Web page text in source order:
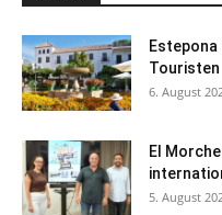
Touristen
6. August
El
5. August